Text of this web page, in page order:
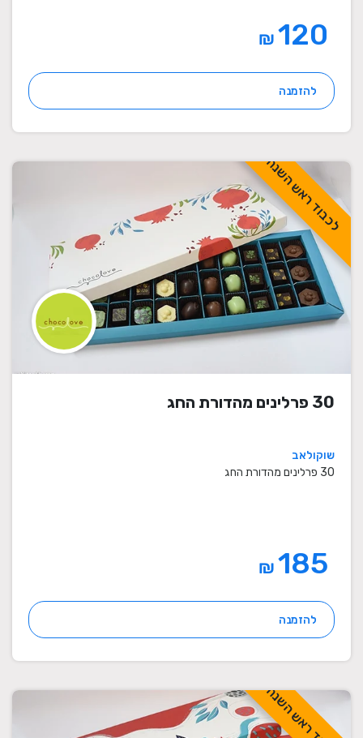
₪
להזמנה
לכבוד ראש השנה
30 פרלינים מהדורת החג
שוקולאב
30 פרלינים מהדורת החג
₪
להזמנה